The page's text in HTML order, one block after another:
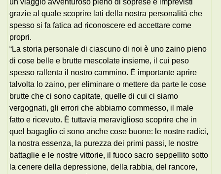
un viaggio avventuroso pieno di soprese e imprevisti
grazie al quale scoprire lati della nostra personalità che
spesso si fa fatica ad riconoscere ed accettare come
propri.
“La storia personale di ciascuno di noi è uno zaino pieno
di cose belle e brutte mescolate insieme, il cui peso
spesso rallenta il nostro cammino. È importante aprire
talvolta lo zaino, per eliminare o mettere da parte le cose
brutte che ci sono capitate, quelle di cui ci siamo
vergognati, gli errori che abbiamo commesso, il male
fatto e ricevuto. È tuttavia meraviglioso scoprire che in
quel bagaglio ci sono anche cose buone: le nostre radici,
la nostra essenza, la purezza dei primi passi, le nostre
battaglie e le nostre vittorie, il fuoco sacro seppellito sotto
la cenere della depressione, della rabbia, del rancore,